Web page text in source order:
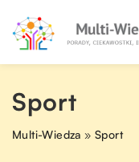
Sport
Multi-Wiedza »Sport